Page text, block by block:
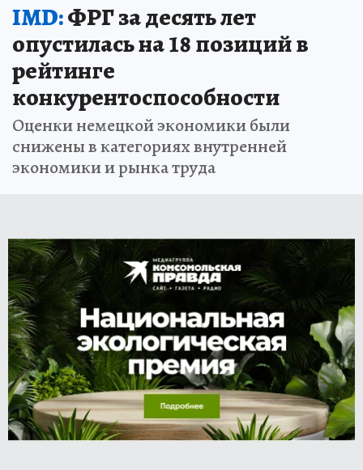
IMD:ФРГ за десять лет
опустилась на 18 позиций в
рейтинге
конкурентоспособности
Оценки немецкой экономики были
снижены в категориях внутренней
экономики и рынка труда